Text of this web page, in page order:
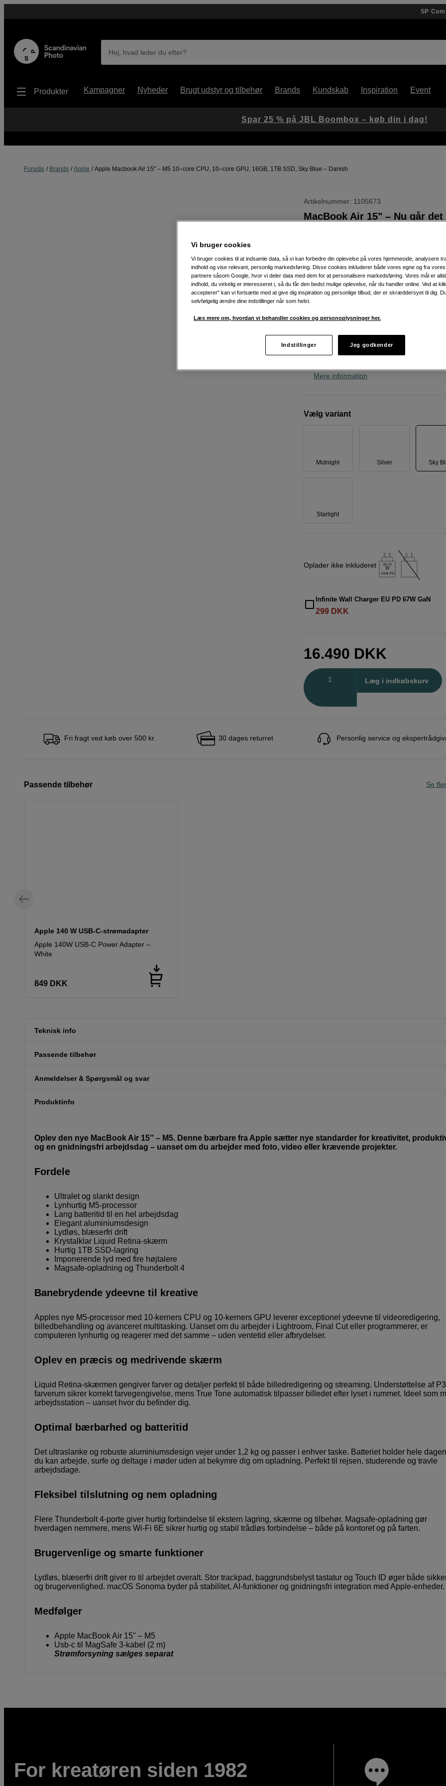
SP
Hej, hvad leder du efter?
Produkter Kampagner Nyheder Brugt udstyr og tilbehør Brands Kundskab Inspiration Event
Forside Brands Apple Apple Macbook Air 15'' – M5 10–core CPU, 10–core GPU, 16GB, 1TB SSD, Sky Blue – Danish
Artikelnummer: 1105673
GPU, 16GB, 1TB SSD, Sky Blue – Danish
MacBook Air 15" – Nu går det
Weblager:Ikke på lager
København
16GB RAM & 1TB SSD
Mere information
Vælg variant
Midnight Silver Sky
Starlight
Oplader ikke inkluderet 35-72
W
USB PD
Infinite Wall Charger EU PD 67W GaN
299 DKK
16.490 DKK
Læg i indkøbskurv
Fri fragt ved køb over 500 kr. 30 dages returret Personlig service og
Passende tilbehør Se
Apple 140 W USB-C-strømadapter
Apple 140W USB-C Power Adapter –
White
849 DKK
Teknisk info
Passende tilbehør
Anmeldelser & Spørgsmål og svar
Produktinfo
Oplev den nye MacBook Air 15'' – M5. Denne bærbare fra Apple sætter nye standarder for kreativitet,
og en gnidningsfri arbejdsdag – uanset om du arbejder med foto, video eller krævende projekter.
Fordele
Ultralet og slankt design
Lynhurtig M5-processor
Lang batteritid til en hel arbejdsdag
Elegant aluminiumsdesign
Lydløs, blæserfri drift
Krystalklar Liquid Retina-skærm
Hurtig 1TB SSD-lagring
Imponerende lyd med fire højtalere
Magsafe-opladning og Thunderbolt 4
Banebrydende ydeevne til kreative
Apples nye M5-processor med 10‑kerners CPU og 10‑kerners GPU leverer exceptionel ydeevne til videoredigering,
billedbehandling og avanceret multitasking. Uanset om du arbejder i Lightroom, Final Cut eller programmerer, er
computeren lynhurtig og reagerer med det samme – uden ventetid eller afbrydelser.
Oplev en præcis og medrivende skærm
Liquid Retina-skærmen gengiver farver og detaljer perfekt til både billedredigering og streaming. Understøttelse af
farverum sikrer korrekt farvegengivelse, mens True Tone automatisk tilpasser billedet efter lyset i rummet. Ideel som
arbejdsstation – uanset hvor du befinder dig.
Optimal bærbarhed og batteritid
Det ultraslanke og robuste aluminiumsdesign vejer under 1,2 kg og passer i enhver taske. Batteriet holder hele
du kan arbejde, surfe og deltage i møder uden at bekymre dig om opladning. Perfekt til rejsen, studerende og travle
arbejdsdage.
Fleksibel tilslutning og nem opladning
Flere Thunderbolt 4-porte giver hurtig forbindelse til ekstern lagring, skærme og tilbehør. Magsafe-opladning gør
hverdagen nemmere, mens Wi-Fi 6E sikrer hurtig og stabil trådløs forbindelse – både på kontoret og på farten.
Brugervenlige og smarte funktioner
Lydløs, blæserfri drift giver ro til arbejdet overalt. Stor trackpad, baggrundsbelyst tastatur og Touch ID øger både
og brugervenlighed. macOS Sonoma byder på stabilitet, AI-funktioner og gnidningsfri integration med Apple-enheder.
Medfølger
Apple MacBook Air 15'' – M5
Usb-c til MagSafe 3-kabel (2 m)
Strømforsyning sælges separat
For kreatøren siden 1982
Spar 25 % på JBL Boombox – køb din i dag!
Vi bruger cookies
Vi bruger cookies til at indsamle data, så vi kan forbedre din oplevelse på vores hjemmeside, analysere
indhold og vise relevant, personlig markedsføring. Disse cookies inkluderer både vores egne og fra
partnere såsom Google, hvor vi deler data med dem for at personalisere markedsføring. Vores mål er
indhold, du virkelig er interesseret i, så du får den bedst mulige oplevelse, når du handler online. Ved at
accepterer" kan vi fortsætte med at give dig inspiration og personlige tilbud, der er skræddersyet til dig.
selvfølgelig ændre dine indstillinger når som helst.
Læs mere om, hvordan vi behandler cookies og personoplysninger her.
Indstillinger Jeg godkender